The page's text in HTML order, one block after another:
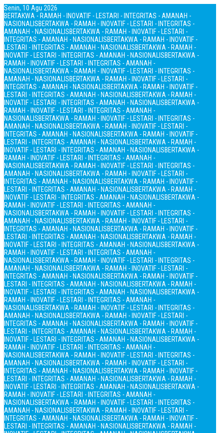
Senin, 10 Agu 2026
BERTAKWA - RAMAH - INOVATIF - LESTARI - INTEGRITAS - AMANAH -
NASIONALISBERTAKWA - RAMAH - INOVATIF - LESTARI - INTEGRITAS -
AMANAH - NASIONALISBERTAKWA - RAMAH - INOVATIF - LESTARI -
INTEGRITAS - AMANAH - NASIONALISBERTAKWA - RAMAH - INOVATIF -
LESTARI - INTEGRITAS - AMANAH - NASIONALISBERTAKWA - RAMAH -
INOVATIF - LESTARI - INTEGRITAS - AMANAH - NASIONALISBERTAKWA -
RAMAH - INOVATIF - LESTARI - INTEGRITAS - AMANAH -
NASIONALISBERTAKWA - RAMAH - INOVATIF - LESTARI - INTEGRITAS -
AMANAH - NASIONALISBERTAKWA - RAMAH - INOVATIF - LESTARI -
INTEGRITAS - AMANAH - NASIONALISBERTAKWA - RAMAH - INOVATIF -
LESTARI - INTEGRITAS - AMANAH - NASIONALISBERTAKWA - RAMAH -
INOVATIF - LESTARI - INTEGRITAS - AMANAH - NASIONALISBERTAKWA -
RAMAH - INOVATIF - LESTARI - INTEGRITAS - AMANAH -
NASIONALISBERTAKWA - RAMAH - INOVATIF - LESTARI - INTEGRITAS -
AMANAH - NASIONALISBERTAKWA - RAMAH - INOVATIF - LESTARI -
INTEGRITAS - AMANAH - NASIONALISBERTAKWA - RAMAH - INOVATIF -
LESTARI - INTEGRITAS - AMANAH - NASIONALISBERTAKWA - RAMAH -
INOVATIF - LESTARI - INTEGRITAS - AMANAH - NASIONALISBERTAKWA -
RAMAH - INOVATIF - LESTARI - INTEGRITAS - AMANAH -
NASIONALISBERTAKWA - RAMAH - INOVATIF - LESTARI - INTEGRITAS -
AMANAH - NASIONALISBERTAKWA - RAMAH - INOVATIF - LESTARI -
INTEGRITAS - AMANAH - NASIONALISBERTAKWA - RAMAH - INOVATIF -
LESTARI - INTEGRITAS - AMANAH - NASIONALISBERTAKWA - RAMAH -
INOVATIF - LESTARI - INTEGRITAS - AMANAH - NASIONALISBERTAKWA -
RAMAH - INOVATIF - LESTARI - INTEGRITAS - AMANAH -
NASIONALISBERTAKWA - RAMAH - INOVATIF - LESTARI - INTEGRITAS -
AMANAH - NASIONALISBERTAKWA - RAMAH - INOVATIF - LESTARI -
INTEGRITAS - AMANAH - NASIONALISBERTAKWA - RAMAH - INOVATIF -
LESTARI - INTEGRITAS - AMANAH - NASIONALISBERTAKWA - RAMAH -
INOVATIF - LESTARI - INTEGRITAS - AMANAH - NASIONALISBERTAKWA -
RAMAH - INOVATIF - LESTARI - INTEGRITAS - AMANAH -
NASIONALISBERTAKWA - RAMAH - INOVATIF - LESTARI - INTEGRITAS -
AMANAH - NASIONALISBERTAKWA - RAMAH - INOVATIF - LESTARI -
INTEGRITAS - AMANAH - NASIONALISBERTAKWA - RAMAH - INOVATIF -
LESTARI - INTEGRITAS - AMANAH - NASIONALISBERTAKWA - RAMAH -
INOVATIF - LESTARI - INTEGRITAS - AMANAH - NASIONALISBERTAKWA -
RAMAH - INOVATIF - LESTARI - INTEGRITAS - AMANAH -
NASIONALISBERTAKWA - RAMAH - INOVATIF - LESTARI - INTEGRITAS -
AMANAH - NASIONALISBERTAKWA - RAMAH - INOVATIF - LESTARI -
INTEGRITAS - AMANAH - NASIONALISBERTAKWA - RAMAH - INOVATIF -
LESTARI - INTEGRITAS - AMANAH - NASIONALISBERTAKWA - RAMAH -
INOVATIF - LESTARI - INTEGRITAS - AMANAH - NASIONALISBERTAKWA -
RAMAH - INOVATIF - LESTARI - INTEGRITAS - AMANAH -
NASIONALISBERTAKWA - RAMAH - INOVATIF - LESTARI - INTEGRITAS -
AMANAH - NASIONALISBERTAKWA - RAMAH - INOVATIF - LESTARI -
INTEGRITAS - AMANAH - NASIONALISBERTAKWA - RAMAH - INOVATIF -
LESTARI - INTEGRITAS - AMANAH - NASIONALISBERTAKWA - RAMAH -
INOVATIF - LESTARI - INTEGRITAS - AMANAH - NASIONALISBERTAKWA -
RAMAH - INOVATIF - LESTARI - INTEGRITAS - AMANAH -
NASIONALISBERTAKWA - RAMAH - INOVATIF - LESTARI - INTEGRITAS -
AMANAH - NASIONALISBERTAKWA - RAMAH - INOVATIF - LESTARI -
INTEGRITAS - AMANAH - NASIONALISBERTAKWA - RAMAH - INOVATIF -
LESTARI - INTEGRITAS - AMANAH - NASIONALISBERTAKWA - RAMAH -